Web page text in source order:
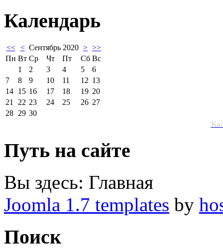
Календарь
<< < Сентябрь 2020 > >>
Пн Вт Ср Чт Пт Сб Вс
1
2 3 4 5
6
7
8 9 10 11 12 13
14 15 16 17 18 19 20
21
22 23 24 25 26 27
28 29 30
Путь на сайте
Вы здесь: Главная
Joomla 1.7 templates by
Поиск